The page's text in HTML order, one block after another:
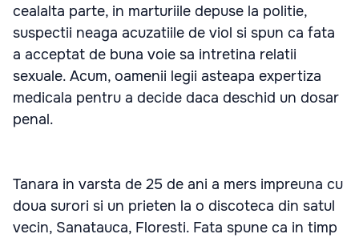
cealalta parte, in marturiile depuse la politie,
suspectii neaga acuzatiile de viol si spun ca fata
a acceptat de buna voie sa intretina relatii
sexuale. Acum, oamenii legii asteapa expertiza
medicala pentru a decide daca deschid un dosar
penal.
Tanara in varsta de 25 de ani a mers impreuna cu
doua surori si un prieten la o discoteca din satul
vecin, Sanatauca, Floresti. Fata spune ca in timp